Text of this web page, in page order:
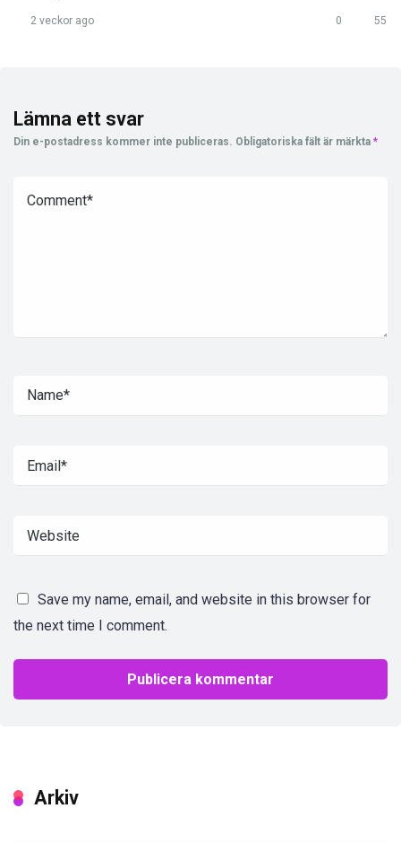
2 veckor ago 0 55
Lämna ett svar
Din e-postadress kommer inte publiceras. Obligatoriska fält är märkta *
Save my name, email, and website in this browser for
the next time I comment.
Arkiv